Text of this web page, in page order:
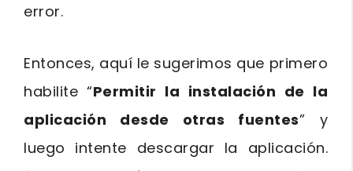
error.
Entonces, aquí le sugerimos que primero
habilite “Permitir la instalación de la
aplicación desde otras fuentes” y
luego intente descargar la aplicación.